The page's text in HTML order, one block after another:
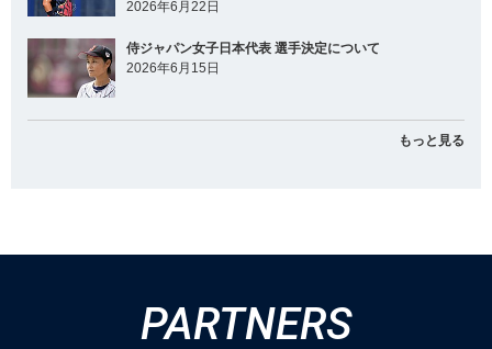
2026年6月22日
侍ジャパン女子日本代表 選手決定について
2026年6月15日
もっと見る
PARTNERS